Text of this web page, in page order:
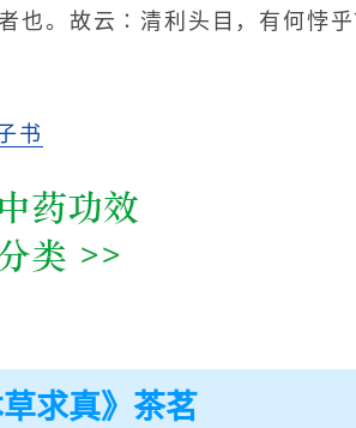
也。故云∶清利头目，有何悖乎
书
草求真》茶茗